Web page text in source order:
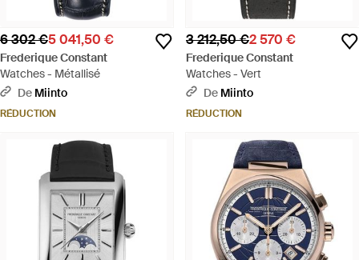
6 302 €5 041,50 €
Frederique Constant
Watches - Métallisé
De Miinto
RÉDUCTION
3 212,50 €2 570 €
Frederique Constant
Watches - Vert
De Miinto
RÉDUCTION